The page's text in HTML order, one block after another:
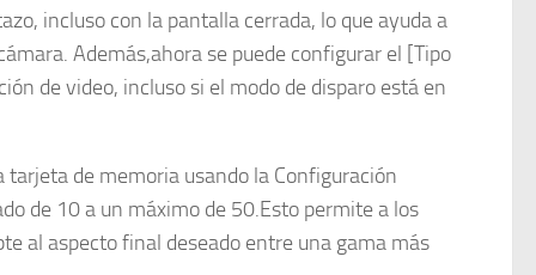
incluso con la pantalla cerrada, lo que ayuda a
Además,ahora se puede configurar el [Tipo
de video, incluso si el modo de disparo está en
tarjeta de memoria usando la Configuración
de 10 a un máximo de 50.Esto permite a los
al aspecto final deseado entre una gama más